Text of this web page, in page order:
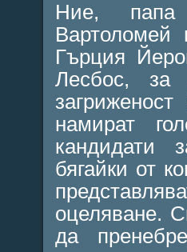
Ние, папа
Гърция
Лесбос, за
намират
кандидати
бягайки от
оцеляване.
да